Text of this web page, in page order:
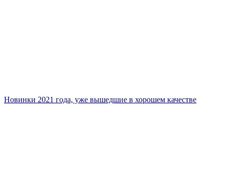
Новинки 2021 года, уже вышедшие в хорошем качестве